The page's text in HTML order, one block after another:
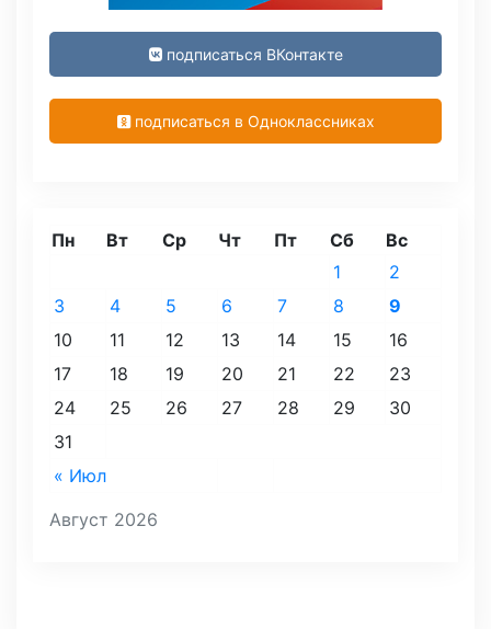
подписаться ВКонтакте
подписаться в Одноклассниках
Август 2026
Пн Вт Ср Чт Пт Сб Вс
« Июл
1
2
3
4 5 6 7 8
9
10
11 12 13 14 15
16
17
18 19 20 21 22
23
24
25 26 27 28 29
30
31